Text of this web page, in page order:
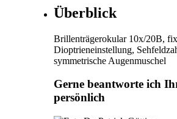
Überblick
Brillenträgerokular 10x/20B,
Dioptrieneinstellung,
symmetrische Augenmuschel
Gerne beantworte ich
persönlich